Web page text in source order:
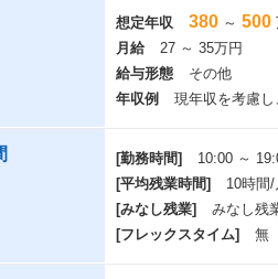
想定年収 380 ～ 500
月給
27 ～ 35万円
給与形態
その他
年収例
現年収を考慮
[勤務時間]
10:00 ～
[平均残業時間]
10時間/
[みなし残業]
みなし残
[フレックスタイム]
無